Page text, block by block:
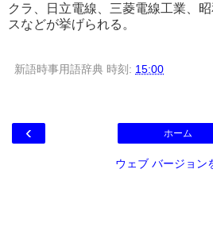
クラ、日立電線、三菱電線工業、
スなどが挙げられる。
新語時事用語辞典 時刻: 15:00
‹ ホーム
ウェブ バージョン